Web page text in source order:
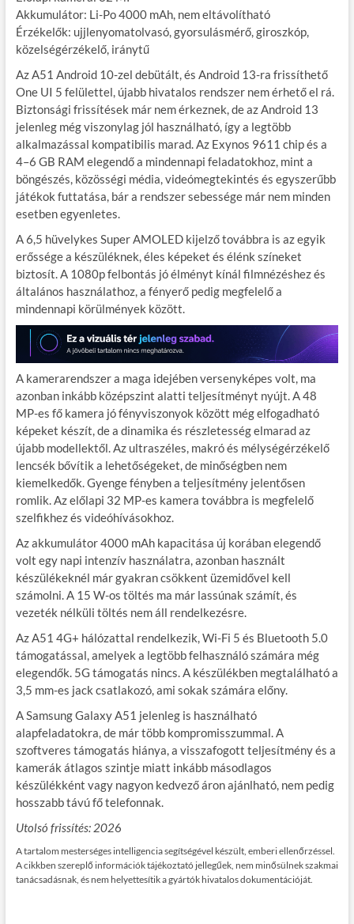
Akkumulátor: Li-Po 4000 mAh, nem eltávolítható
Érzékelők: ujjlenyomatolvasó, gyorsulásmérő, giroszkóp,
közelségérzékelő, iránytű
Az A51 Android 10-zel debütált, és Android 13-ra frissíthető
One UI 5 felülettel, újabb hivatalos rendszer nem érhető el rá.
Biztonsági frissítések már nem érkeznek, de az Android 13
jelenleg még viszonylag jól használható, így a legtöbb
alkalmazással kompatibilis marad. Az Exynos 9611 chip és a
4–6 GB RAM elegendő a mindennapi feladatokhoz, mint a
böngészés, közösségi média, videómegtekintés és egyszerűbb
játékok futtatása, bár a rendszer sebessége már nem minden
esetben egyenletes.
A 6,5 hüvelykes Super AMOLED kijelző továbbra is az egyik
erőssége a készüléknek, éles képeket és élénk színeket
biztosít. A 1080p felbontás jó élményt kínál filmnézéshez és
általános használathoz, a fényerő pedig megfelelő a
mindennapi körülmények között.
A kamerarendszer a maga idejében versenyképes volt, ma
azonban inkább középszint alatti teljesítményt nyújt. A 48
MP-es fő kamera jó fényviszonyok között még elfogadható
képeket készít, de a dinamika és részletesség elmarad az
újabb modellektől. Az ultraszéles, makró és mélységérzékelő
lencsék bővítik a lehetőségeket, de minőségben nem
kiemelkedők. Gyenge fényben a teljesítmény jelentősen
romlik. Az előlapi 32 MP-es kamera továbbra is megfelelő
szelfikhez és videóhívásokhoz.
Az akkumulátor 4000 mAh kapacitása új korában elegendő
volt egy napi intenzív használatra, azonban használt
készülékeknél már gyakran csökkent üzemidővel kell
számolni. A 15 W-os töltés ma már lassúnak számít, és
vezeték nélküli töltés nem áll rendelkezésre.
Az A51 4G+ hálózattal rendelkezik, Wi-Fi 5 és Bluetooth 5.0
támogatással, amelyek a legtöbb felhasználó számára még
elegendők. 5G támogatás nincs. A készülékben megtalálható a
3,5 mm-es jack csatlakozó, ami sokak számára előny.
A Samsung Galaxy A51 jelenleg is használható
alapfeladatokra, de már több kompromisszummal. A
szoftveres támogatás hiánya, a visszafogott teljesítmény és a
kamerák átlagos szintje miatt inkább másodlagos
készülékként vagy nagyon kedvező áron ajánlható, nem pedig
hosszabb távú fő telefonnak.
Utolsó frissítés: 2026
A tartalom mesterséges intelligencia segítségével készült, emberi ellenőrzéssel.
A cikkben szereplő információk tájékoztató jellegűek, nem minősülnek szakmai
tanácsadásnak, és nem helyettesítik a gyártók hivatalos dokumentációját.